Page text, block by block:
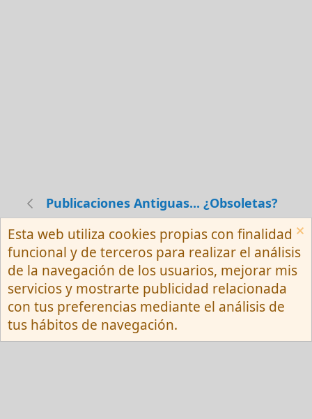
Publicaciones Antiguas... ¿Obsoletas?
Español (Neutro) Tu
Contactarnos
Términos y reglas
Privacy policy
Ayuda
R
S
S
Community platform by XenForo ® © 2010-
2026 XenForo Ltd.
Esta web utiliza cookies propias con finalidad
funcional y de terceros para realizar el análisis
de la navegación de los usuarios, mejorar mis
servicios y mostrarte publicidad relacionada
con tus preferencias mediante el análisis de
tus hábitos de navegación.